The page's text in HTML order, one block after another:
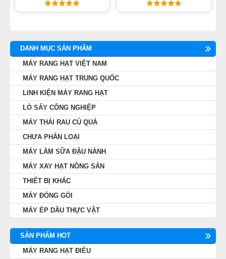
DANH MỤC SẢN PHẨM
MÁY RANG HẠT VIỆT NAM
MÁY RANG HẠT TRUNG QUỐC
LINH KIỆN MÁY RANG HẠT
LÒ SẤY CÔNG NGHIỆP
MÁY THÁI RAU CỦ QUẢ
CHƯA PHÂN LOẠI
MÁY LÀM SỮA ĐẬU NÀNH
MÁY XAY HẠT NÔNG SẢN
THIẾT BỊ KHÁC
MÁY ĐÓNG GÓI
MÁY ÉP DẦU THỰC VẬT
SẢN PHẨM HOT
MÁY RANG HẠT ĐIỀU